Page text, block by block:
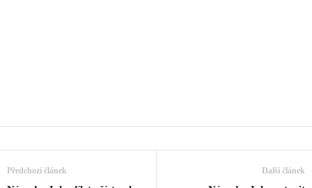
Předchozí článek Další článek